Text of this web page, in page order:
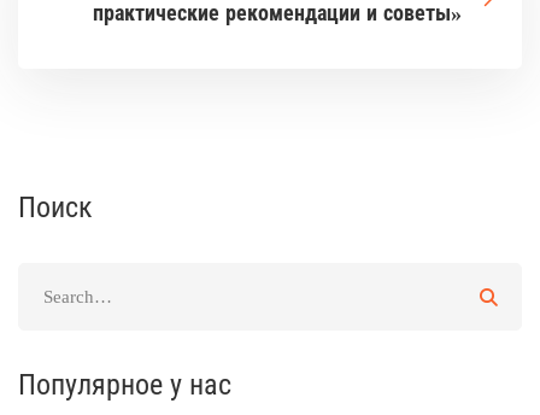
практические рекомендации и советы»
Поиск
Популярное у нас